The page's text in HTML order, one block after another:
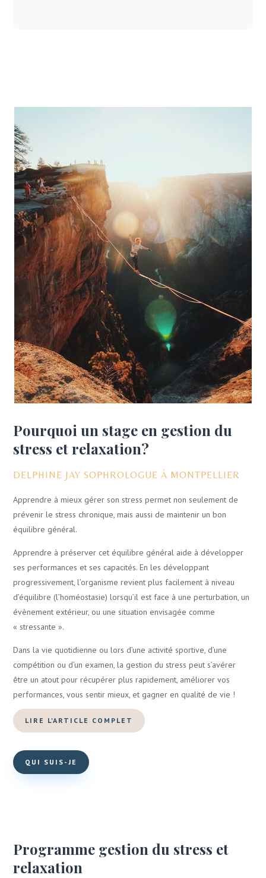
Pourquoi un stage en gestion du
stress et relaxation?
DELPHINE JAY SOPHROLOGUE À MONTPELLIER
Apprendre à mieux gérer son stress permet non seulement de
prévenir le stress chronique, mais aussi de maintenir un bon
équilibre général.
Apprendre à préserver cet équilibre général aide à développer
ses performances et ses capacités. En les développant
progressivement, l’organisme revient plus facilement à niveau
d’équilibre (l’homéostasie) lorsqu’il est face à une perturbation, un
évènement extérieur, ou une situation envisagée comme
« stressante ».
Dans la vie quotidienne ou lors d’une activité sportive, d’une
compétition ou d’un examen, la gestion du stress peut s’avérer
être un atout pour récupérer plus rapidement, améliorer vos
performances, vous sentir mieux, et gagner en qualité de vie !
LIRE L'ARTICLE COMPLET
QUI SUIS-JE
Programme gestion du stress et
relaxation